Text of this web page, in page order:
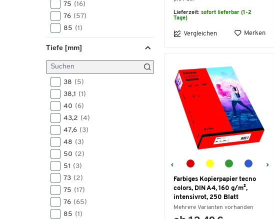
75 (16)
76 (57)
85 (1)
90(3)
95(1)
98
100(4)
Tiefe [mm]
38 (5)
38,1 (1)
40 (6)
43,2 (4)
47,6 (3)
48 (3)
50 (2)
51 (3)
73 (2)
75 (17)
76 (65)
85 (1)
Lieferzeit: sofort lieferbar (1-2
Tage)
Vergleichen Merken
Farbiges Kopierpapier tecno
colors, DIN A4, 160 g/m²,
intensivrot, 250 Blatt
Mehrere Varianten vorhanden